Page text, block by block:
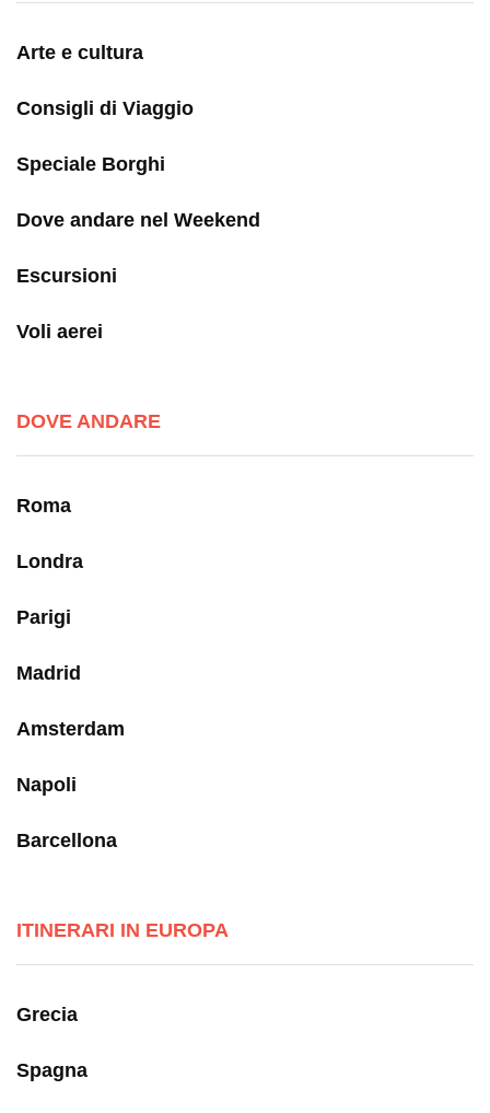
Arte e cultura
Consigli di Viaggio
Speciale Borghi
Dove andare nel Weekend
Escursioni
Voli aerei
DOVE ANDARE
Roma
Londra
Parigi
Madrid
Amsterdam
Napoli
Barcellona
ITINERARI IN EUROPA
Grecia
Spagna